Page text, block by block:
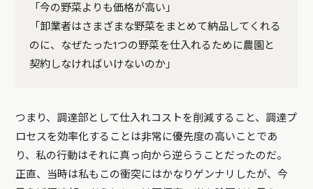
「今の野菜よりも価格が高い」
「卸業者はさまざまな野菜をまとめて納品してくれる
のに、なぜたった1つの野菜を仕入れるために農園と
契約しなければいけないのか」
つまり、調達部として仕入れコストを削減すること、調達プ
ロセスを効率化することは非常に優先度の高いことであ
り、私の行動はそれに真っ向から逆らうことだったのだ。
正直、当時は私もこの衝突にはかなりゲンナリしたが、今